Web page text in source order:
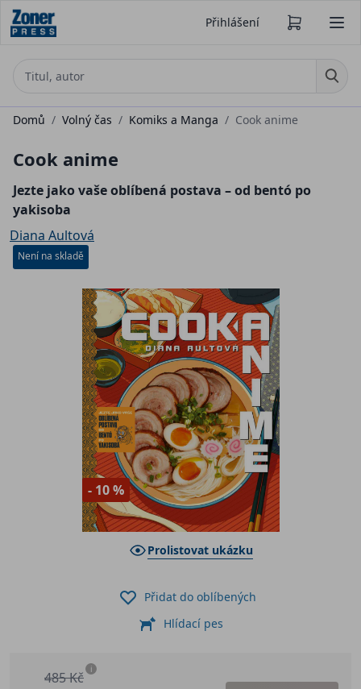
Přihlášení
Domů / Volný čas / Komiks a Manga / Cook anime
Cook anime
Jezte jako vaše oblíbená postava – od bentó po
yakisoba
Diana Aultová
Není na skladě
- 10 %
Prolistovat ukázku
485 Kč i
Přidat do oblíbených
Hlídací pes